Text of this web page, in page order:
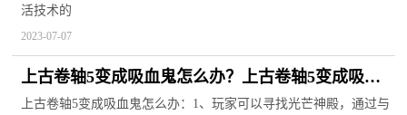
活技术的
2023-07-07
上古卷轴5变成吸血鬼怎么办？上古卷轴5变成吸血
鬼了怎么变回人？
上古卷轴5变成吸血鬼怎么办：1、玩家可以寻找光芒神殿，通过与